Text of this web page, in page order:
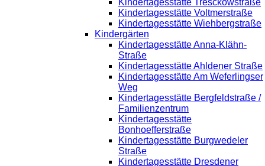
Kindertagesstätte Voltmerstraße
Kindertagesstätte Wiehbergstraße
Kindergärten
Kindertagesstätte Anna-Klähn-
Straße
Kindertagesstätte Ahldener Straße
Kindertagesstätte Am Weferlingser
Weg
Kindertagesstätte Bergfeldstraße /
Familienzentrum
Kindertagesstätte
Bonhoefferstraße
Kindertagesstätte Burgwedeler
Straße
Kindertagesstätte Dresdener